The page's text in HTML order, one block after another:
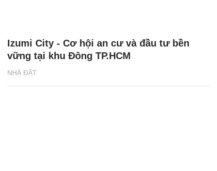
NHÀ ĐẤT
Izumi City - Cơ hội an cư và đầu tư bền
vững tại khu Đông TP.HCM